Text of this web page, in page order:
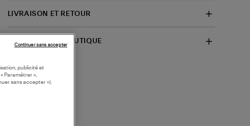
LIVRAISON ET RETOUR
DISPONIBILITÉ BOUTIQUE
publicité et
Paramétrer »,
sans accepter »).
Continuer sans accepter